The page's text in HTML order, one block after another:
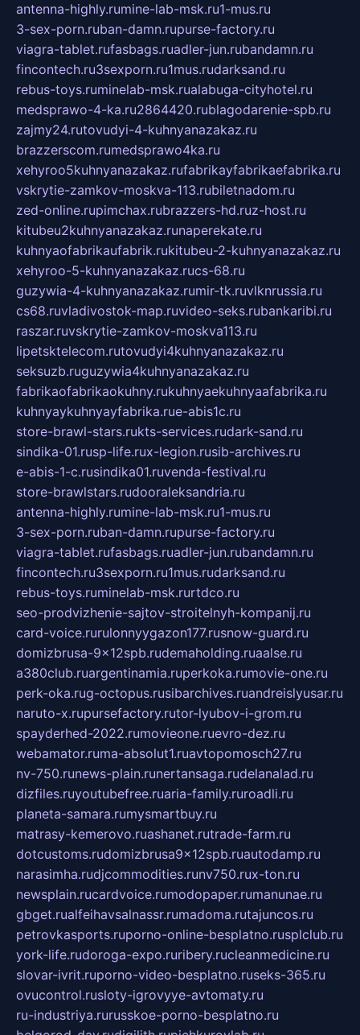
antenna-highly.rumine-lab-msk.ru1-mus.ru
3-sex-porn.ruban-damn.rupurse-factory.ru
viagra-tablet.rufasbags.ruadler-jun.rubandamn.ru
fincontech.ru3sexporn.ru1mus.rudarksand.ru
rebus-toys.ruminelab-msk.rualabuga-cityhotel.ru
medsprawo-4-ka.ru2864420.rublagodarenie-spb.ru
zajmy24.rutovudyi-4-kuhnyanazakaz.ru
brazzerscom.rumedsprawo4ka.ru
xehyroo5kuhnyanazakaz.rufabrikayfabrikaefabrika.ru
vskrytie-zamkov-moskva-113.rubiletnadom.ru
zed-online.rupimchax.rubrazzers-hd.ruz-host.ru
kitubeu2kuhnyanazakaz.runaperekate.ru
kuhnyaofabrikaufabrik.rukitubeu-2-kuhnyanazakaz.ru
xehyroo-5-kuhnyanazakaz.rucs-68.ru
guzywia-4-kuhnyanazakaz.rumir-tk.ruvlknrussia.ru
cs68.ruvladivostok-map.ruvideo-seks.rubankaribi.ru
raszar.ruvskrytie-zamkov-moskva113.ru
lipetsktelecom.rutovudyi4kuhnyanazakaz.ru
seksuzb.ruguzywia4kuhnyanazakaz.ru
fabrikaofabrikaokuhny.rukuhnyaekuhnyaafabrika.ru
kuhnyaykuhnyayfabrika.rue-abis1c.ru
store-brawl-stars.rukts-services.rudark-sand.ru
sindika-01.rusp-life.rux-legion.rusib-archives.ru
e-abis-1-c.rusindika01.ruvenda-festival.ru
store-brawlstars.rudooraleksandria.ru
antenna-highly.rumine-lab-msk.ru1-mus.ru
3-sex-porn.ruban-damn.rupurse-factory.ru
viagra-tablet.rufasbags.ruadler-jun.rubandamn.ru
fincontech.ru3sexporn.ru1mus.rudarksand.ru
rebus-toys.ruminelab-msk.rurtdco.ru
seo-prodvizhenie-sajtov-stroitelnyh-kompanij.ru
card-voice.rurulonnyygazon177.rusnow-guard.ru
domizbrusa-9x12spb.rudemaholding.ruaalse.ru
a380club.ruargentinamia.ruperkoka.rumovie-one.ru
perk-oka.rug-octopus.rusibarchives.ruandreislyusar.ru
naruto-x.rupursefactory.rutor-lyubov-i-grom.ru
spayderhed-2022.rumovieone.ruevro-dez.ru
webamator.ruma-absolut1.ruavtopomosch27.ru
nv-750.runews-plain.runertansaga.rudelanalad.ru
dizfiles.ruyoutubefree.ruaria-family.ruroadli.ru
planeta-samara.rumysmartbuy.ru
matrasy-kemerovo.ruashanet.rutrade-farm.ru
dotcustoms.rudomizbrusa9x12spb.ruautodamp.ru
narasimha.rudjcommodities.runv750.rux-ton.ru
newsplain.rucardvoice.rumodopaper.rumanunae.ru
gbget.rualfeihavsalnassr.rumadoma.rutajuncos.ru
petrovkasports.ruporno-online-besplatno.rusplclub.ru
york-life.rudoroga-expo.ruribery.rucleanmedicine.ru
slovar-ivrit.ruporno-video-besplatno.ruseks-365.ru
ovucontrol.rusloty-igrovyye-avtomaty.ru
ru-industriya.rurusskoe-porno-besplatno.ru